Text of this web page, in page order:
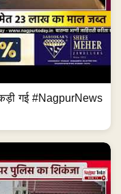
गई #NagpurNews